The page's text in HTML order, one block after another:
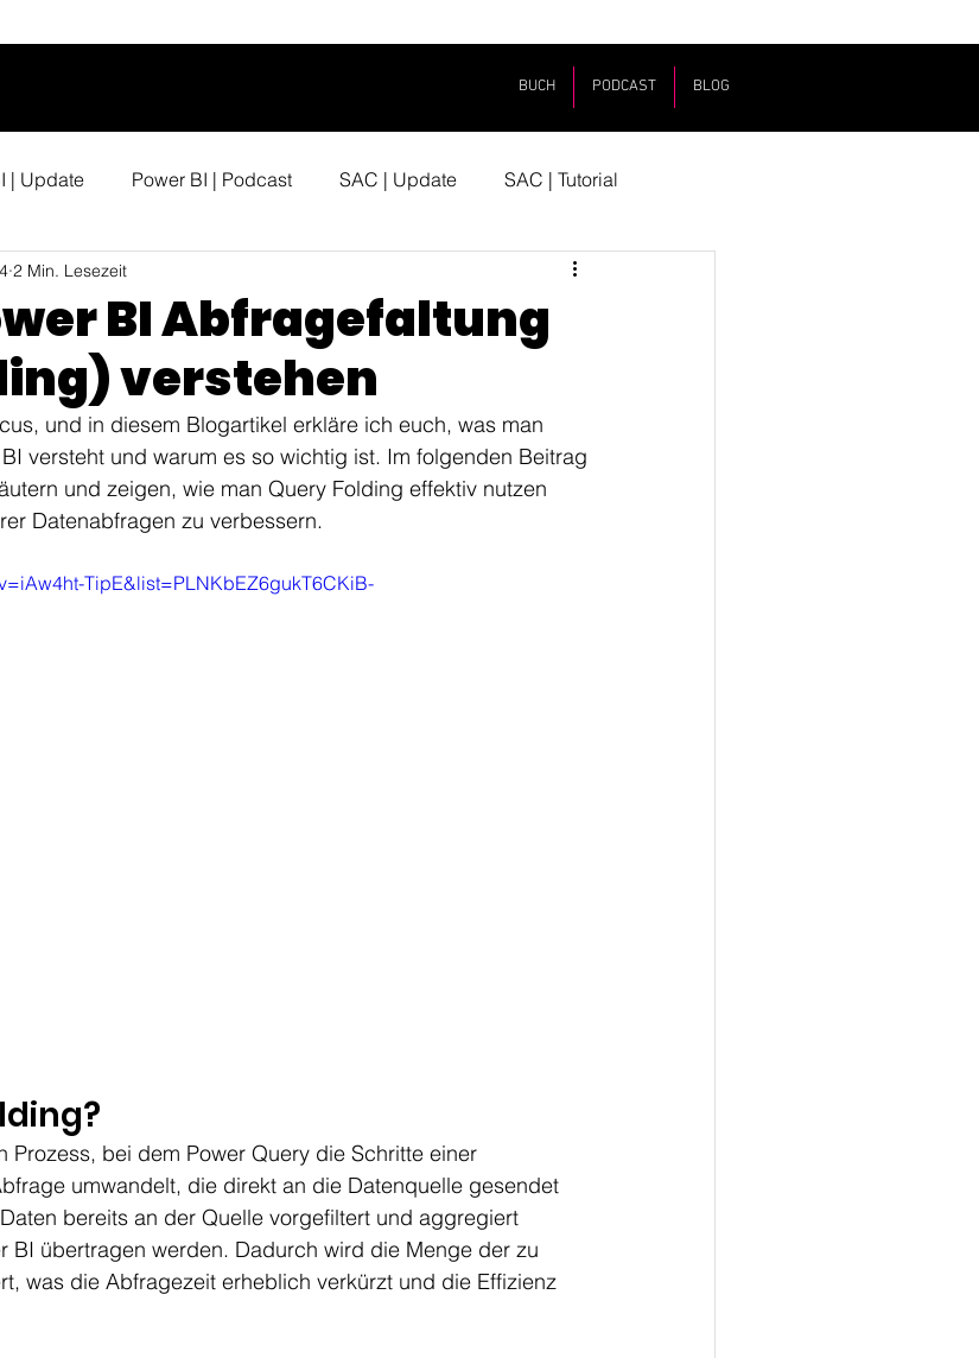
BUCH PODCAST BLOG
| Update Power BI | Podcast SAC | Update SAC | Tutorial
BI Abfragefaltung
verstehen
2 Min. Lesezeit
und in diesem Blogartikel erkläre ich euch, was man
versteht und warum es so wichtig ist. Im folgenden Beitrag
und zeigen, wie man Query Folding effektiv nutzen
Datenabfragen zu verbessern.
TipE&list=PLNKbEZ6gukT6CKiB-
Prozess, bei dem Power Query die Schritte einer
umwandelt, die direkt an die Datenquelle gesendet
bereits an der Quelle vorgefiltert und aggregiert
BI übertragen werden. Dadurch wird die Menge der zu
was die Abfragezeit erheblich verkürzt und die Effizienz